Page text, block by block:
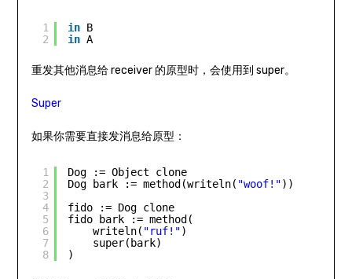
1
2
in B
in A
重发其他消息给 receiver 的原型时，会使用到 super。
Super
如果你需要直接发消息给原型：
1
2
3
4
5
6
7
8
Dog := Object clone
Dog bark := method(writeln( "woof!"))
fido := Dog clone
fido bark := method(
writeln( "ruf!")
super(bark)
)